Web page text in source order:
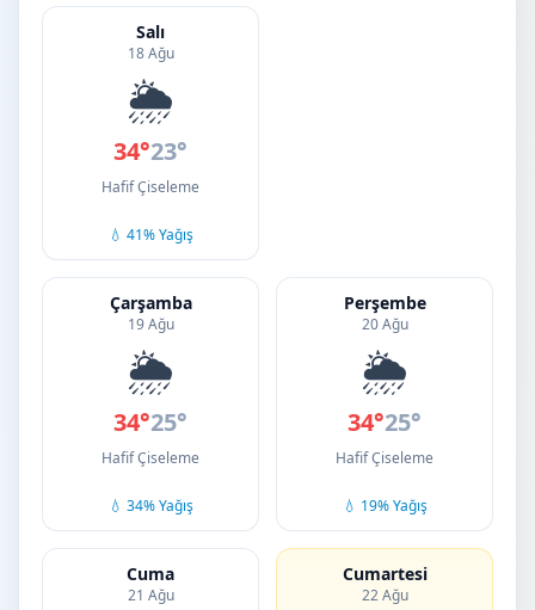
Salı
18 Ağu
🌦️
34°23°
Hafif Çiseleme
💧 41% Yağış
Çarşamba
19 Ağu
🌦️
34°25°
Hafif Çiseleme
💧 34% Yağış
Perşembe
20 Ağu
🌦️
34°25°
Hafif Çiseleme
💧 19% Yağış
Cuma
21 Ağu
Cumartesi
22 Ağu